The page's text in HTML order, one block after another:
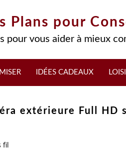
Plans pour
pour vous aider à mieux
IDÉES CADEAUX
extérieure Full HD
fil